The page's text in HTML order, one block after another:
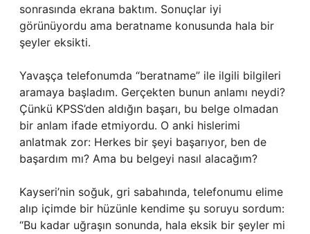
sonrasında ekrana baktım. Sonuçlar iyi
görünüyordu ama beratname konusunda hala bir
şeyler eksikti.
Yavaşça telefonumda “beratname” ile ilgili bilgileri
aramaya başladım. Gerçekten bunun anlamı neydi?
Çünkü KPSS’den aldığın başarı, bu belge olmadan
bir anlam ifade etmiyordu. O anki hislerimi
anlatmak zor: Herkes bir şeyi başarıyor, ben de
başardım mı? Ama bu belgeyi nasıl alacağım?
Kayseri’nin soğuk, gri sabahında, telefonumu elime
alıp içimde bir hüzünle kendime şu soruyu sordum:
“Bu kadar uğraşın sonunda, hala eksik bir şeyler mi